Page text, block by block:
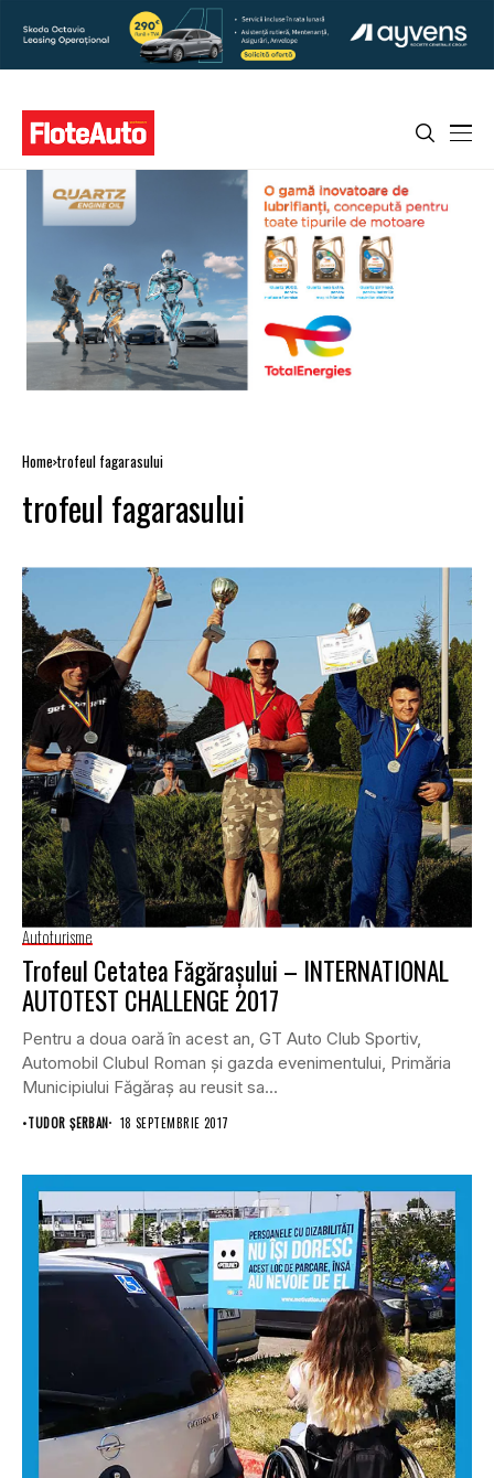
Home trofeul fagarasului
trofeul fagarasului
Autoturisme
Trofeul Cetatea Făgăraşului – INTERNATIONAL
AUTOTEST CHALLENGE 2017
Pentru a doua oară în acest an, GT Auto Club Sportiv,
Automobil Clubul Roman și gazda evenimentului, Primăria
Municipiului Făgăraș au reusit sa...
•TUDOR ȘERBAN 18 SEPTEMBRIE 2017